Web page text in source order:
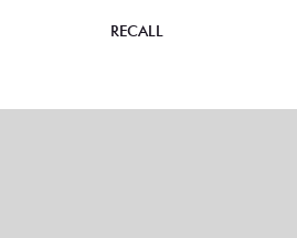
RECALL